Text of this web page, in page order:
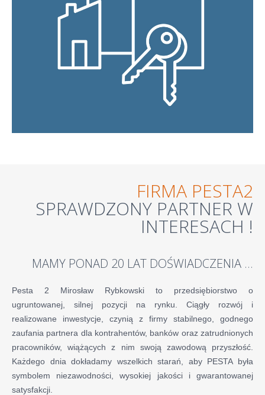
FIRMA PESTA2
SPRAWDZONY PARTNER W
INTERESACH !
MAMY PONAD 20 LAT DOŚWIADCZENIA ...
Pesta 2 Mirosław Rybkowski to przedsiębiorstwo o
ugruntowanej, silnej pozycji na rynku. Ciągły rozwój i
realizowane inwestycje, czynią z firmy stabilnego, godnego
zaufania partnera dla kontrahentów, banków oraz zatrudnionych
pracowników, wiążących z nim swoją zawodową przyszłość.
Każdego dnia dokładamy wszelkich starań, aby PESTA była
symbolem niezawodności, wysokiej jakości i gwarantowanej
satysfakcji.